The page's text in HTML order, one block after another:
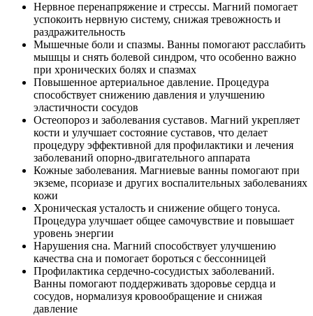
Нервное перенапряжение и стрессы. Магний помогает
успокоить нервную систему, снижая тревожность и
раздражительность
Мышечные боли и спазмы. Ванны помогают расслабить
мышцы и снять болевой синдром, что особенно важно
при хронических болях и спазмах
Повышенное артериальное давление. Процедура
способствует снижению давления и улучшению
эластичности сосудов
Остеопороз и заболевания суставов. Магний укрепляет
кости и улучшает состояние суставов, что делает
процедуру эффективной для профилактики и лечения
заболеваний опорно-двигательного аппарата
Кожные заболевания. Магниевые ванны помогают при
экземе, псориазе и других воспалительных заболеваниях
кожи
Хроническая усталость и снижение общего тонуса.
Процедура улучшает общее самочувствие и повышает
уровень энергии
Нарушения сна. Магний способствует улучшению
качества сна и помогает бороться с бессонницей
Профилактика сердечно-сосудистых заболеваний.
Ванны помогают поддерживать здоровье сердца и
сосудов, нормализуя кровообращение и снижая
давление